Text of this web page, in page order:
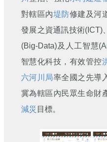
對轄區內堤防修建及河
發展之資通訊技術(ICT)
(Big-Data)及人工智慧
智慧化科技，有效管控
六河川局率全國之先導
冀為轄區內民眾生命財
減災 目標。